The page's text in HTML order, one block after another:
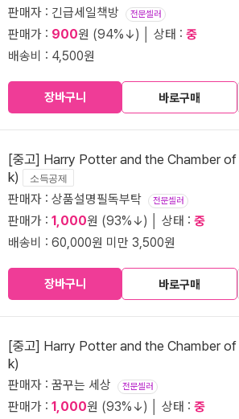
판매자 : 긴급세일책방 전문셀러
판매가 : 900원 (94%↓) │ 상태 : 중
배송비 : 4,500원
장바구니 바로구매
[중고] Harry Potter and the Chamber
k)
소득공제
판매자 : 상품설명필독부탁 전문셀러
판매가 : 1,000원 (93%↓) │ 상태 : 중
배송비 : 60,000원 미만 3,500원
장바구니 바로구매
[중고] Harry Potter and the Chamber
k)
판매자 : 꿈꾸는 세상 전문셀러
판매가 : 1,000원 (93%↓) │ 상태 : 중